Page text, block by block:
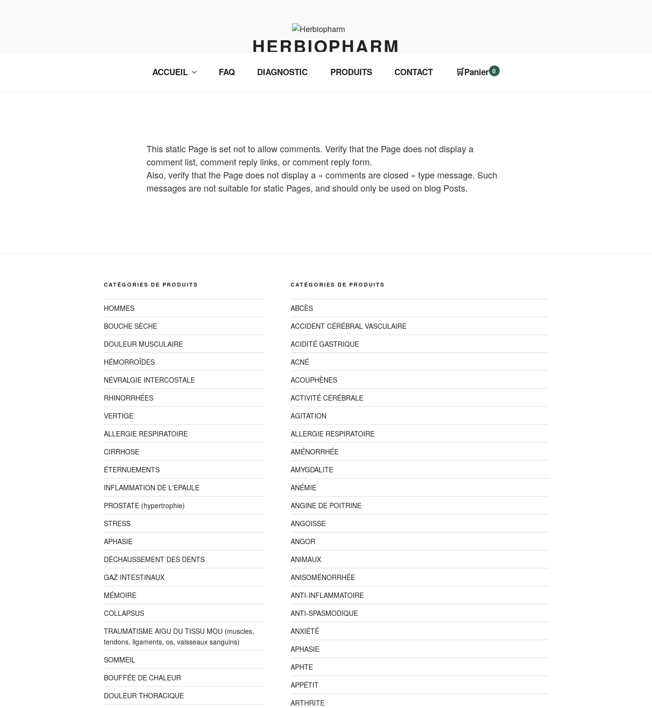
HERBIOPHARM
ACCUEIL FAQ DIAGNOSTIC PRODUITS CONTACT 🛒Panier 0
This static Page is set not to allow comments. Verify that the Page does not display a
comment list, comment reply links, or comment reply form.
Also, verify that the Page does not display a « comments are closed » type message. Such
messages are not suitable for static Pages, and should only be used on blog Posts.
CATÉGORIES DE PRODUITS
HOMMES
BOUCHE SÈCHE
DOULEUR MUSCULAIRE
HÉMORROÏDES
NÉVRALGIE INTERCOSTALE
RHINORRHÉES
VERTIGE
ALLERGIE RESPIRATOIRE
CIRRHOSE
ÉTERNUEMENTS
INFLAMMATION DE L'EPAULE
PROSTATE (hypertrophie)
STRESS
APHASIE
DÉCHAUSSEMENT DES DENTS
GAZ INTESTINAUX
MÉMOIRE
COLLAPSUS
TRAUMATISME AIGU DU TISSU MOU (muscles,
tendons, ligaments, os, vaisseaux sanguins)
SOMMEIL
BOUFFÉE DE CHALEUR
DOULEUR THORACIQUE
CATÉGORIES DE PRODUITS
ABCÈS
ACCIDENT CÉRÉBRAL VASCULAIRE
ACIDITÉ GASTRIQUE
ACNÉ
ACOUPHÈNES
ACTIVITÉ CÉRÉBRALE
AGITATION
ALLERGIE RESPIRATOIRE
AMÉNORRHÉE
AMYGDALITE
ANÉMIE
ANGINE DE POITRINE
ANGOISSE
ANGOR
ANIMAUX
ANISOMÉNORRHÉE
ANTI-INFLAMMATOIRE
ANTI-SPASMODIQUE
ANXIÉTÉ
APHASIE
APHTE
APPÉTIT
ARTHRITE